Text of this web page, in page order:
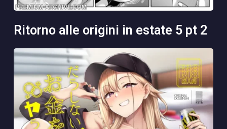
ritorno alle origini in estate 5 pt 2